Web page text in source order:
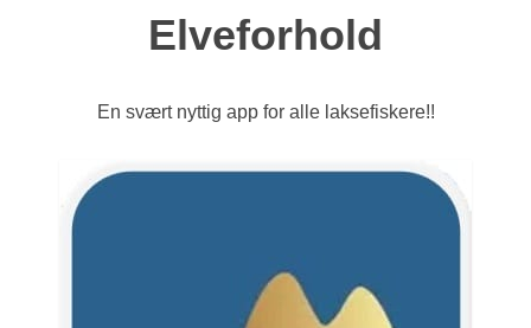
Elveforhold
En svært nyttig app for alle laksefiskere!!